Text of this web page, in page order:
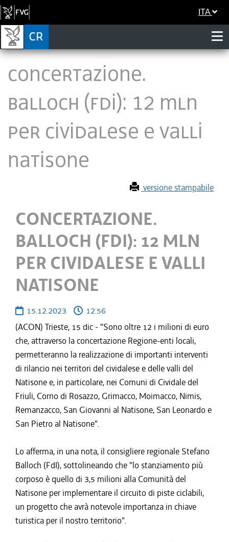
ITA
CONCERTAZIONE.
BALLOCH (FDI): 12 MLN
PER CIVIDALESE E VALLI
NATISONE
versione stampabile
CONCERTAZIONE.
BALLOCH (FDI): 12 MLN
PER CIVIDALESE E VALLI
NATISONE
15.12.2023
12:56
(ACON) Trieste, 15 dic - "Sono oltre 12 i milioni di euro
che, attraverso la concertazione Regione-enti locali,
permetteranno la realizzazione di importanti interventi
di rilancio nei territori del cividalese e delle valli del
Natisone e, in particolare, nei Comuni di Cividale del
Friuli, Corno di Rosazzo, Grimacco, Moimacco, Nimis,
Remanzacco, San Giovanni al Natisone, San Leonardo e
San Pietro al Natisone".
Lo afferma, in una nota, il consigliere regionale Stefano
Balloch (FdI), sottolineando che "lo stanziamento più
corposo è quello di 3,5 milioni alla Comunità del
Natisone per implementare il circuito di piste ciclabili,
un progetto che avrà notevole importanza in chiave
turistica per il nostro territorio".